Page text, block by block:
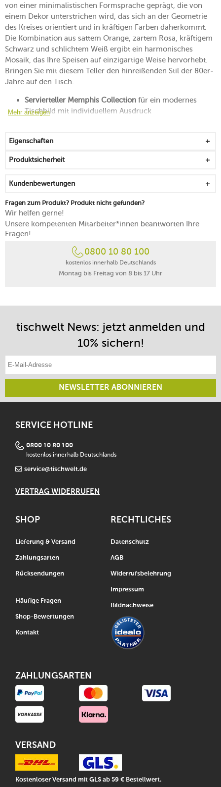
von einer minimalistischen Formsprache geprägt, die von
einem Dekor unterstrichen wird, das sich an der Geometrie
des Kreises orientiert und in kräftigen Farben daherkommt.
Die Kombination aus sattem Orange, zartem Rosa, kräftigem
Schwarz und schlichtem Weiß ergibt ein harmonisches
Mosaik, das Ihre Speisen auf einzigartige Weise hervorhebt.
Bringen Sie mit diesem Teller den hinreißenden Stil der 80er-
Jahre auf den Tisch.
Servierteller Memphis Collection für ein modernes
Tischbild mit individuellem Ausdruck
Form und Farbe heben sich gegenseitig hervor
aus kantenschlagfestem Premium Porcelain
bringt Stil und Funktionalität gekonnt zusammen
mikrowellengeeignet
spülmaschinenfest
Made in Germany
Mehr anzeigen
Eigenschaften
Produktsicherheit
Kundenbewertungen
Fragen zum Produkt? Produkt nicht gefunden?
Wir helfen gerne!
Unsere kompetenten Mitarbeiter*innen beantworten Ihre
Fragen!
0800 10 80 100
kostenlos innerhalb Deutschlands
Montag bis Freitag von 8 bis 17 Uhr
tischwelt News: jetzt anmelden und
10% sichern!
NEWSLETTER ABONNIEREN
SERVICE HOTLINE
0800 10 80 100
kostenlos innerhalb Deutschlands
service@tischwelt.de
VERTRAG WIDERRUFEN
SHOP
Lieferung & Versand
Zahlungsarten
Rücksendungen
Häufige Fragen
Shop-Bewertungen
Kontakt
RECHTLICHES
Datenschutz
AGB
Widerrufsbelehrung
Impressum
Bildnachweise
ZAHLUNGSARTEN
VERSAND
Kostenloser Versand mit GLS ab 59 € Bestellwert.